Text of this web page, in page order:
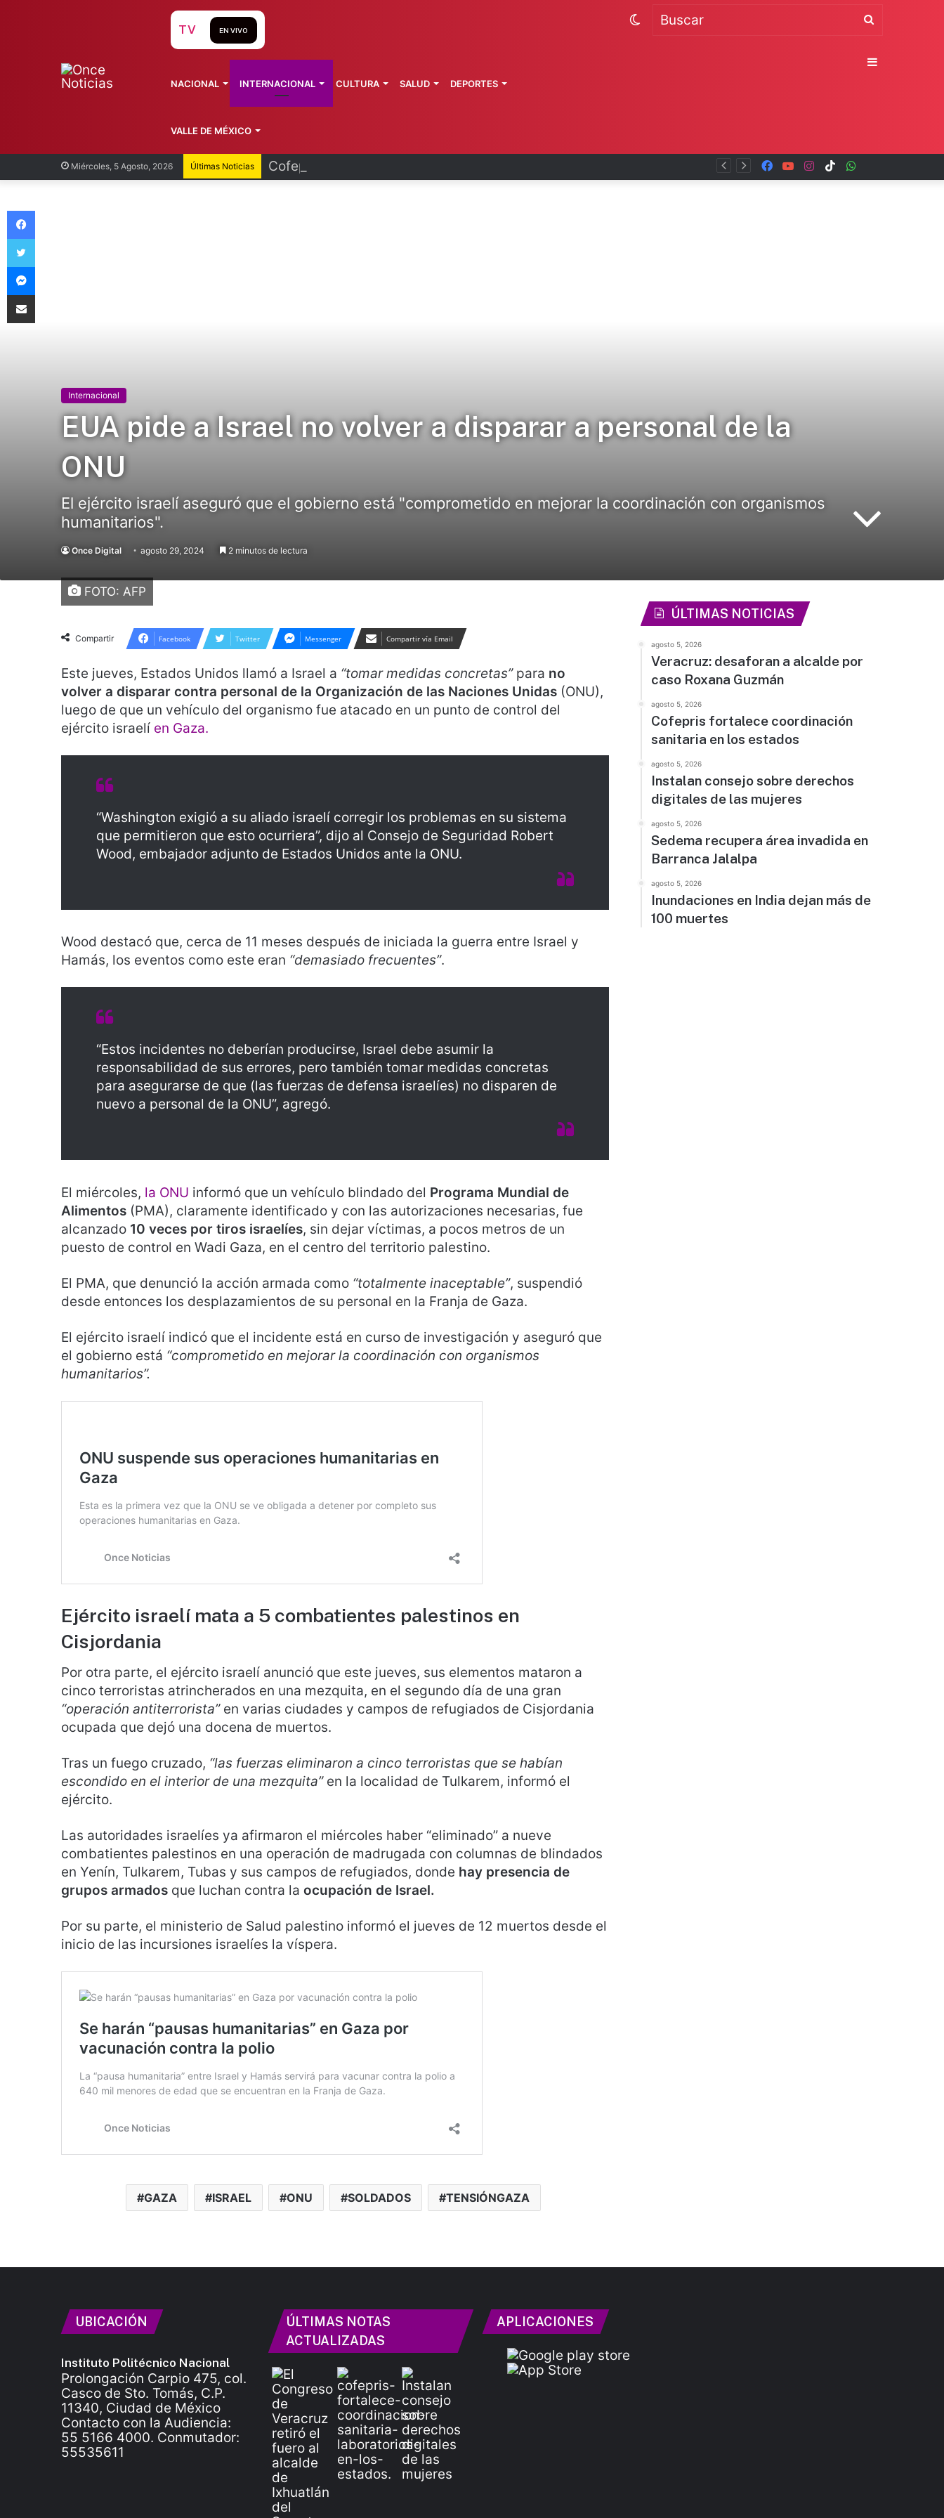
Miércoles, 5 Agosto, 2026 Últimas Noticias Cofepris fortalece coordinación sanitaria en los estados TikTok
Instagram
YouTube
Facebook
TV EN VIVO
NACIONAL INTERNACIONAL CULTURA SALUD DEPORTES
VALLE DE MÉXICO
Buscar
Switch
Sidebar
Internacional
EUA pide a Israel no volver a disparar a personal de la
ONU
El ejército israelí aseguró que el gobierno está "comprometido en mejorar la coordinación con organismos
humanitarios".
Once Digital agosto 29, 2024 2 minutos de lectura
FOTO: AFP
Compartir Facebook Twitter Messenger Compartir vía Email
Este jueves, Estados Unidos llamó a Israel a “tomar medidas concretas”para no
volver a disparar contra personal de la Organización de las Naciones Unidas (ONU),
luego de que un vehículo del organismo fue atacado en un punto de control del
ejército israelí en Gaza.
“Washington exigió a su aliado israelí corregir los problemas en su sistema
que permitieron que esto ocurriera”, dijo al Consejo de Seguridad Robert
Wood, embajador adjunto de Estados Unidos ante la ONU.
Wood destacó que, cerca de 11 meses después de iniciada la guerra entre Israel y
Hamás, los eventos como este eran “demasiado frecuentes”.
“Estos incidentes no deberían producirse, Israel debe asumir la
responsabilidad de sus errores, pero también tomar medidas concretas
para asegurarse de que (las fuerzas de defensa israelíes) no disparen de
nuevo a personal de la ONU”, agregó.
El miércoles, la ONU informó que un vehículo blindado del Programa Mundial de
Alimentos (PMA), claramente identificado y con las autorizaciones necesarias, fue
alcanzado 10 veces por tiros israelíes, sin dejar víctimas, a pocos metros de un
puesto de control en Wadi Gaza, en el centro del territorio palestino.
El PMA, que denunció la acción armada como “totalmente inaceptable”, suspendió
desde entonces los desplazamientos de su personal en la Franja de Gaza.
El ejército israelí indicó que el incidente está en curso de investigación y aseguró que
el gobierno está “comprometido en mejorar la coordinación con organismos
humanitarios”.
Ejército israelí mata a 5 combatientes palestinos en
Cisjordania
Por otra parte, el ejército israelí anunció que este jueves, sus elementos mataron a
cinco terroristas atrincherados en una mezquita, en el segundo día de una gran
“operación antiterrorista”en varias ciudades y campos de refugiados de Cisjordania
ocupada que dejó una docena de muertos.
Tras un fuego cruzado, “las fuerzas eliminaron a cinco terroristas que se habían
escondido en el interior de una mezquita” en la localidad de Tulkarem, informó el
ejército.
Las autoridades israelíes ya afirmaron el miércoles haber “eliminado” a nueve
combatientes palestinos en una operación de madrugada con columnas de blindados
en Yenín, Tulkarem, Tubas y sus campos de refugiados, donde hay presencia de
grupos armados que luchan contra la ocupación de Israel.
Por su parte, el ministerio de Salud palestino informó el jueves de 12 muertos desde el
inicio de las incursiones israelíes la víspera.
GAZA ISRAEL ONU SOLDADOS TENSIÓNGAZA
ÚLTIMAS NOTICIAS
agosto 5, 2026
Veracruz: desaforan a alcalde por
caso Roxana Guzmán
agosto 5, 2026
Cofepris fortalece coordinación
sanitaria en los estados
agosto 5, 2026
Instalan consejo sobre derechos
digitales de las mujeres
agosto 5, 2026
Sedema recupera área invadida en
Barranca Jalalpa
agosto 5, 2026
Inundaciones en India dejan más de
100 muertes
UBICACIÓN
Instituto Politécnico Nacional
Prolongación Carpio 475, col.
Casco de Sto. Tomás, C.P.
11340, Ciudad de México
Contacto con la Audiencia:
55 5166 4000. Conmutador:
55535611
ÚLTIMAS NOTAS
ACTUALIZADAS
APLICACIONES
Facebook
Twitter
Messenger
Compartir vía Email